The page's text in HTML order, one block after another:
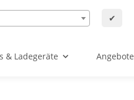
✔
& Ladegeräte Angebote